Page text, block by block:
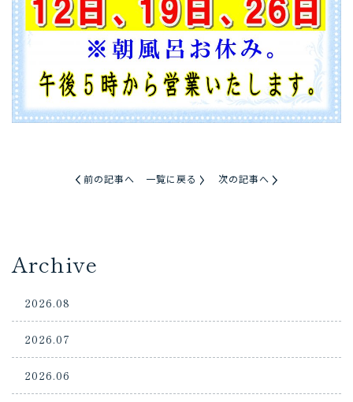
前の記事へ 一覧に戻る 次の記事へ
Archive
2026.08
2026.07
2026.06